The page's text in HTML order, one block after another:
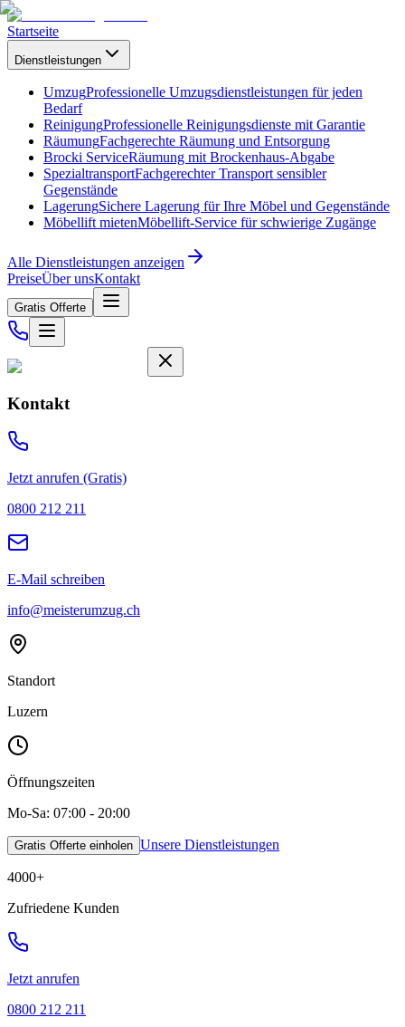
Startseite
Dienstleistungen
UmzugProfessionelle Umzugsdienstleistungen für jeden
Bedarf
ReinigungProfessionelle Reinigungsdienste mit Garantie
RäumungFachgerechte Räumung und Entsorgung
Brocki ServiceRäumung mit Brockenhaus-Abgabe
SpezialtransportFachgerechter Transport sensibler
Gegenstände
LagerungSichere Lagerung für Ihre Möbel und Gegenstände
Möbellift mietenMöbellift-Service für schwierige Zugänge
Alle Dienstleistungen anzeigen
PreiseÜber unsKontakt
Gratis Offerte
Kontakt
Jetzt anrufen (Gratis)
0800 212 211
E-Mail schreiben
info@meisterumzug.ch
Standort
Luzern
Öffnungszeiten
Mo-Sa: 07:00 - 20:00
Gratis Offerte einholen Unsere Dienstleistungen
4000+
Zufriedene Kunden
Jetzt anrufen
0800 212 211